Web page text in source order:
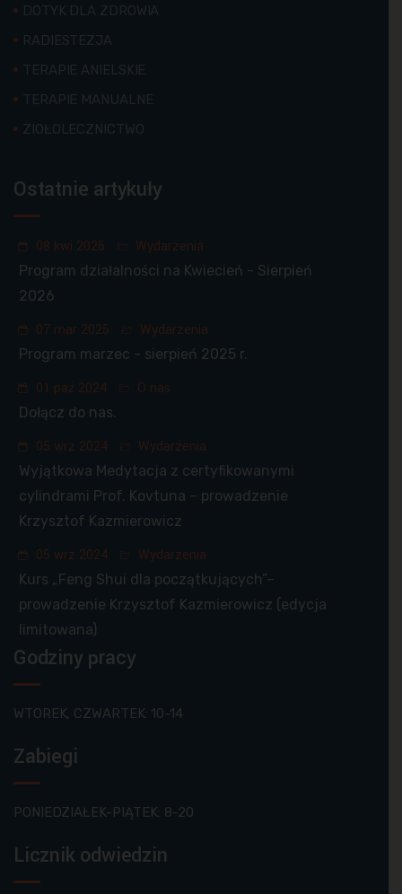
DOTYK DLA ZDROWIA
RADIESTEZJA
TERAPIE ANIELSKIE
TERAPIE MANUALNE
ZIOŁOLECZNICTWO
Ostatnie artykuły
08 kwi 2026 Wydarzenia
Program działalności na Kwiecień - Sierpień
2026
07 mar 2025 Wydarzenia
Program marzec - sierpień 2025 r.
01 paź 2024 O nas
Dołącz do nas.
05 wrz 2024 Wydarzenia
Wyjątkowa Medytacja z certyfikowanymi
cylindrami Prof. Kovtuna – prowadzenie
Krzysztof Kazmierowicz
05 wrz 2024 Wydarzenia
Kurs „Feng Shui dla początkujących”–
prowadzenie Krzysztof Kazmierowicz (edycja
limitowana)
Godziny pracy
WTOREK, CZWARTEK: 10-14
Zabiegi
PONIEDZIAŁEK-PIĄTEK: 8-20
Licznik odwiedzin